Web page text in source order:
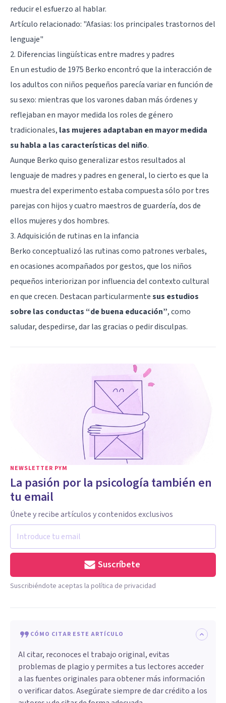
reducir el esfuerzo al hablar.
Artículo relacionado: "Afasias: los principales trastornos del
lenguaje"
2. Diferencias lingüísticas entre madres y padres
En un estudio de 1975 Berko encontró que la interacción de
los adultos con niños pequeños parecía variar en función de
su sexo: mientras que los varones daban más órdenes y
reflejaban en mayor medida los roles de género
tradicionales, las mujeres adaptaban en mayor medida
su habla a las características del niño.
Aunque Berko quiso generalizar estos resultados al
lenguaje de madres y padres en general, lo cierto es que la
muestra del experimento estaba compuesta sólo por tres
parejas con hijos y cuatro maestros de guardería, dos de
ellos mujeres y dos hombres.
3. Adquisición de rutinas en la infancia
Berko conceptualizó las rutinas como patrones verbales,
en ocasiones acompañados por gestos, que los niños
pequeños interiorizan por influencia del contexto cultural
en que crecen. Destacan particularmentesus estudios
sobre las conductas “de buena educación”, como
saludar, despedirse, dar las gracias o pedir disculpas.
NEWSLETTER PYM
La pasión por la psicología también en
tu email
Únete y recibe artículos y contenidos exclusivos
Suscríbete
Suscribiéndote aceptas la política de privacidad
CÓMO CITAR ESTE ARTÍCULO
Al citar, reconoces el trabajo original, evitas
problemas de plagio y permites a tus lectores acceder
a las fuentes originales para obtener más información
o verificar datos. Asegúrate siempre de dar crédito a los